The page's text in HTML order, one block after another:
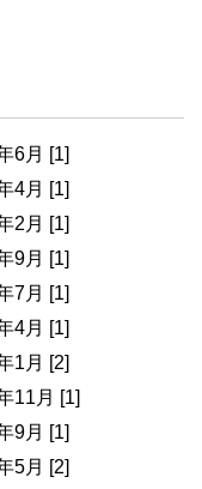
6月 [1]
4月 [1]
2月 [1]
9月 [1]
7月 [1]
4月 [1]
1月 [2]
11月 [1]
9月 [1]
5月 [2]